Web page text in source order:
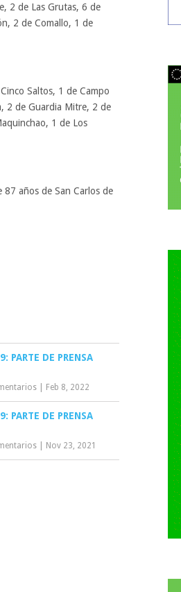
2 de Las Grutas, 6 de
2 de Comallo, 1 de
Saltos, 1 de Campo
2 de Guardia Mitre, 2 de
1 de Los
años de San Carlos de
PARTE DE PRENSA
Feb 8, 2022
PARTE DE PRENSA
Nov 23, 2021